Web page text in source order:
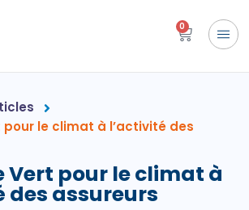
0
pour le climat à l’activité des
Vert pour le climat à
des assureurs